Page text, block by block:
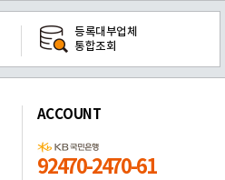
등록대부업체
통합조회
ACCOUNT
92470-2470-61